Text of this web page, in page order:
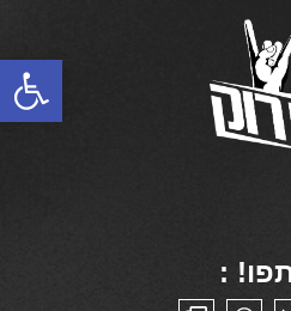
פתח סרגל נגישות
: